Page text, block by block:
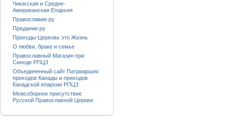
Чикагская и Средне-
Американская Епархия
Православие.ру
Предание.ру
Приходы-Церковь это Жизнь
О любви, браке и семье
Православный Магазин при
Синоде РПЦЗ
Объединенный сайт Патриарших
приходов Канады и приходов
Канадской епархии РПЦЗ
Межсоборное присутствие
Русской Православной Церкви